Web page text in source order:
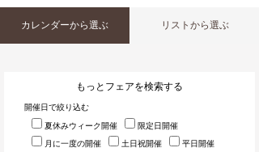
カレンダーから選ぶ リストから選ぶ
もっとフェアを検索する
開催日で絞り込む
夏休みウィーク開催
限定日開催
月に一度の開催
土日祝開催 平日開催